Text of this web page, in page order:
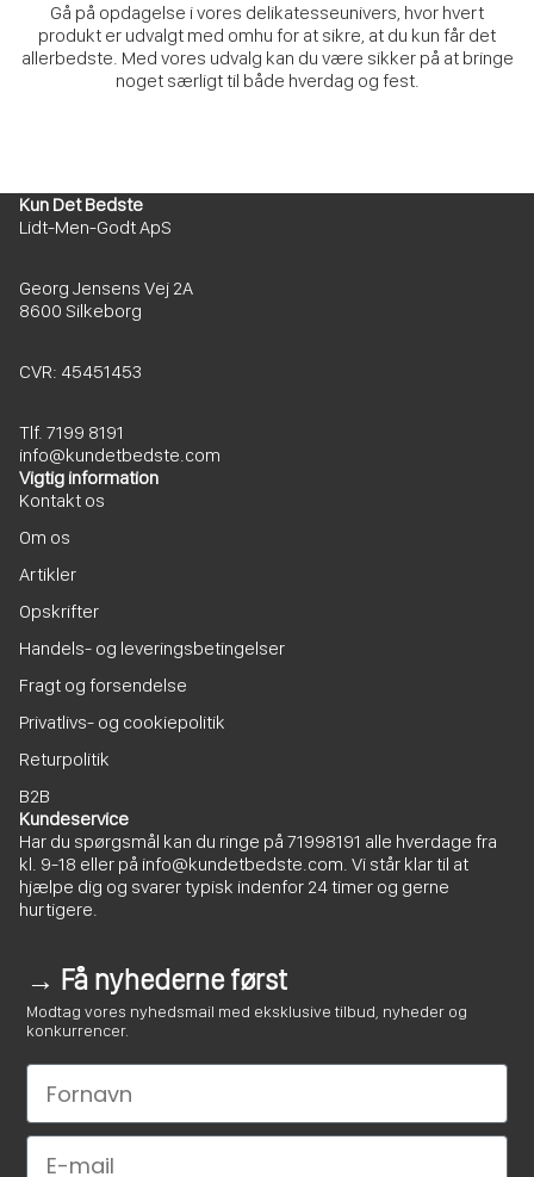
Gå på opdagelse i vores delikatesseunivers, hvor hvert
produkt er udvalgt med omhu for at sikre, at du kun får det
allerbedste. Med vores udvalg kan du være sikker på at bringe
noget særligt til både hverdag og fest.
Kun Det Bedste
Lidt-Men-Godt ApS
Georg Jensens Vej 2A
8600 Silkeborg
CVR: 45451453
Tlf. 7199 8191
info@kundetbedste.com
Vigtig information
Kontakt os
Om os
Artikler
Opskrifter
Handels- og leveringsbetingelser
Fragt og forsendelse
Privatlivs- og cookiepolitik
Returpolitik
B2B
Kundeservice
Har du spørgsmål kan du ringe på 71998191 alle hverdage fra
kl. 9-18 eller på info@kundetbedste.com. Vi står klar til at
hjælpe dig og svarer typisk indenfor 24 timer og gerne
hurtigere.
→ Få nyhederne først
Modtag vores nyhedsmail med eksklusive tilbud, nyheder og
konkurrencer.
Le nom
Email